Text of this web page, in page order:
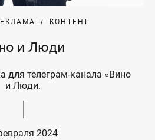
КОНТЕНТ
и Люди
для телеграм-канала «Вино
и Люди.
2024